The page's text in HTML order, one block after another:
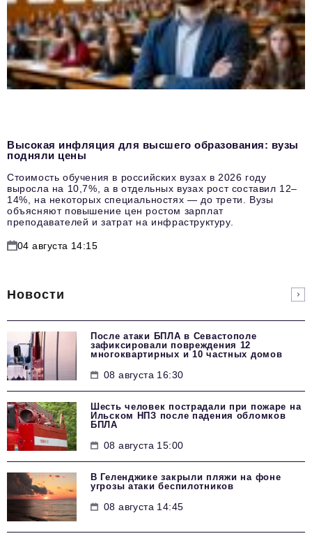
Высокая инфляция для высшего образования: вузы
подняли цены
Стоимость обучения в российских вузах в 2026 году
выросла на 10,7%, а в отдельных вузах рост составил 12–
14%, на некоторых специальностях — до трети. Вузы
объясняют повышение цен ростом зарплат
преподавателей и затрат на инфраструктуру.
04 августа 14:15
Новости
После атаки БПЛА в Севастополе
зафиксировали повреждения 12
многоквартирных и 10 частных домов
08 августа 16:30
Шесть человек пострадали при пожаре на
Ильском НПЗ после падения обломков
БПЛА
08 августа 15:00
В Геленджике закрыли пляжи на фоне
угрозы атаки беспилотников
08 августа 14:45